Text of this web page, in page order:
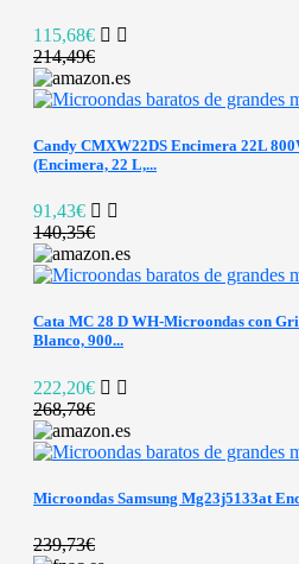
115,68€
214,49€
Candy CMXW22DS Encimera 22L
(Encimera, 22 L,...
91,43€
140,35€
Cata MC 28 D WH-Microondas con
Blanco, 900...
222,20€
268,78€
Microondas Samsung Mg23j5133at
239,73€